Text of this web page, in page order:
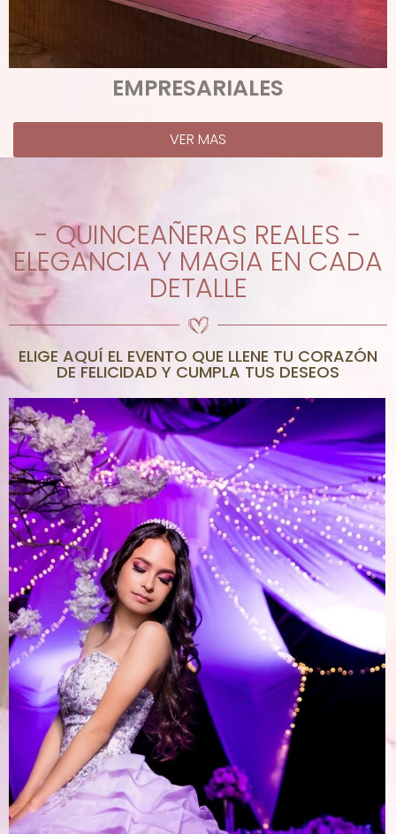
EMPRESARIALES
VER MAS
- QUINCEAÑERAS REALES -
ELEGANCIA Y MAGIA EN CADA
DETALLE
ELIGE AQUÍ EL EVENTO QUE LLENE TU CORAZÓN
DE FELICIDAD Y CUMPLA TUS DESEOS